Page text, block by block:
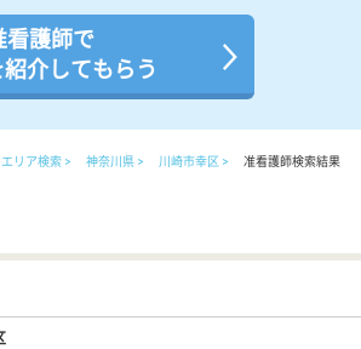
看護師で
介してもらう
エリア検索 神奈川県 川崎市幸区 准看護師検索結果